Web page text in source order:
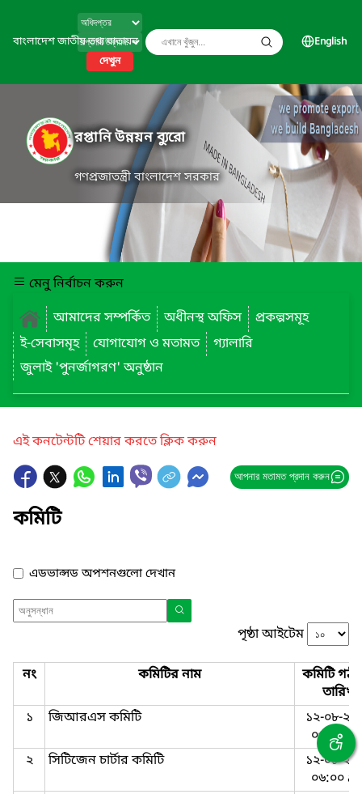
বাংলাদেশ জাতীয় তথ্য বাতায়ন
দেখুন
English
রপ্তানি উন্নয়ন ব্যুরো
গণপ্রজাতন্ত্রী বাংলাদেশ সরকার
মেনু নির্বাচন করুন
আমাদের সম্পর্কিত
অধীনস্থ অফিস
প্রকল্পসমূহ
ই-সেবাসমূহ
যোগাযোগ ও মতামত
গ্যালারি
জুলাই 'পুনর্জাগরণ' অনুষ্ঠান
এই কনটেন্টটি শেয়ার করতে ক্লিক করুন
আপনার মতামত প্রদান করুন
কমিটি
এডভান্সড অপশনগুলো দেখান
পৃষ্ঠা আইটেম
নং কমিটির নাম
কমিটি
তারিখ
১
জিআরএস কমিটি
১২-০৮-
০৬:০০
২
সিটিজেন চার্টার কমিটি
১২-০৮-
০৬:০০